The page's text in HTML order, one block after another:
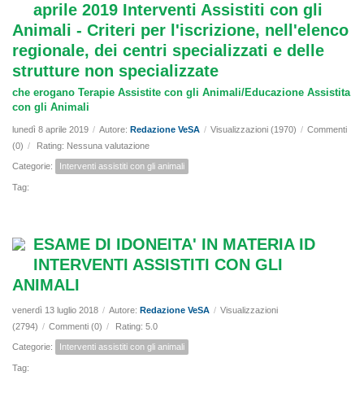
aprile 2019 Interventi Assistiti con gli
Animali - Criteri per l'iscrizione, nell'elenco
regionale, dei centri specializzati e delle
strutture non specializzate
che erogano Terapie Assistite con gli Animali/Educazione Assistita
con gli Animali
lunedì 8 aprile 2019 / Autore: Redazione VeSA / Visualizzazioni (1970) / Commenti
(0) / Rating: Nessuna valutazione
Categorie: Interventi assistiti con gli animali
Tag:
ESAME DI IDONEITA' IN MATERIA ID
INTERVENTI ASSISTITI CON GLI
ANIMALI
venerdì 13 luglio 2018 / Autore: Redazione VeSA / Visualizzazioni
(2794) / Commenti (0) / Rating: 5.0
Categorie: Interventi assistiti con gli animali
Tag: